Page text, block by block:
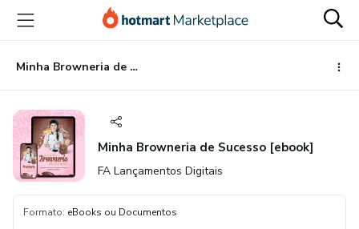
para
conteúdo
principal
para
pagamento
para
rodapé
Minha Browneria de Sucesso [ebook]
Minha Browneria de Sucesso [ebook]
FA Lançamentos Digitais
Formato: eBooks ou Documentos